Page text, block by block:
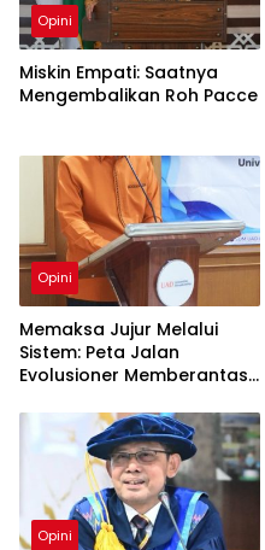
Opini
Miskin Empati: Saatnya
Mengembalikan Roh Pacce
Opini
Memaksa Jujur Melalui
Sistem: Peta Jalan
Evolusioner Memberantas
Opini